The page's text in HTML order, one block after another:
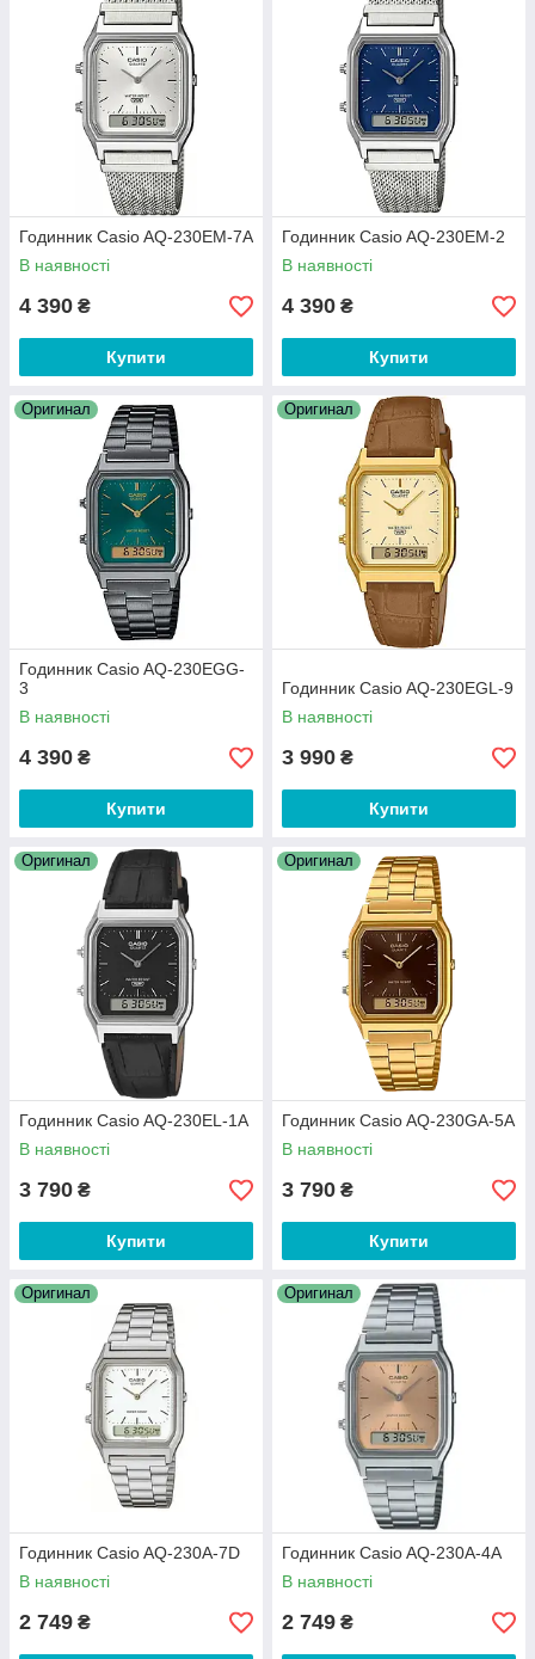
Годинник Casio AQ-230EM-7A
В наявності
4 390 ₴
Купити
Годинник Casio AQ-230EM-2
В наявності
4 390 ₴
Купити
Оригинал
Годинник Casio AQ-230EGG-
3
В наявності
4 390 ₴
Купити
Оригинал
Годинник Casio AQ-230EGL-9
В наявності
3 990 ₴
Купити
Оригинал
Годинник Casio AQ-230EL-1A
В наявності
3 790 ₴
Купити
Оригинал
Годинник Casio AQ-230GA-5A
В наявності
3 790 ₴
Купити
Оригинал
Годинник Casio AQ-230A-7D
В наявності
2 749 ₴
Оригинал
Годинник Casio AQ-230A-4A
В наявності
2 749 ₴